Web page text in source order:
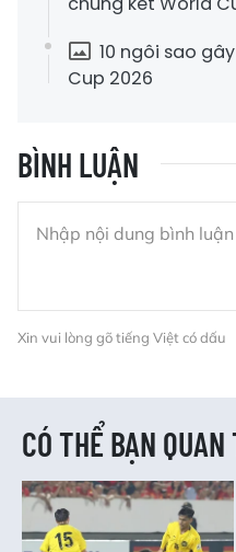
10 ngôi sao
Cup 2026
BÌNH LUẬN
Xin vui lòng gõ tiếng Việt có dấu
CÓ THỂ BẠN QUAN